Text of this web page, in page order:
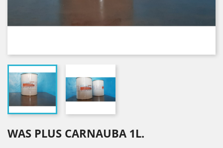
WAS PLUS CARNAUBA 1L.